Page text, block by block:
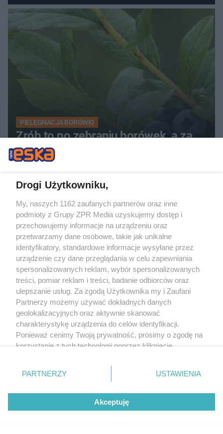
PIELĘGNACJA BORÓWKI
Zrób to po zebraniu borówek, a za
rok zbiory będą obfite
ZAKUPY
Jesień w Pepco! Stylowe kubki i
dodatki w świetnych cenach
Drogi Użytkowniku,
My, naszych 1162 zaufanych partnerów oraz inne
podmioty z Grupy ZPR Media uzyskujemy dostęp i
przechowujemy informacje na urządzeniu oraz
przetwarzamy dane osobowe, takie jak unikalne
identyfikatory, standardowe informacje wysyłane przez
urządzenie czy dane przeglądania w celu zapewniania
spersonalizowanych reklam, wybór spersonalizowanych
treści, pomiar reklam i treści, badanie odbiorców oraz
ulepszanie usług. Za zgodą Użytkownika my i Zaufani
Partnerzy możemy używać dokładnych danych
geolokalizacyjnych oraz aktywnie skanować
charakterystykę urządzenia do celów identyfikacji.
Ponieważ cenimy Twoją prywatność, prosimy o zgodę na
korzystanie z tych technologii poprzez kliknięcie
zmienić/wycofać klikając przycisk ustawień prywatności
znajdujący się w lewym dolnym rogu strony
rodzaje przetwarzania danych nie wymagają zgody
użytkownika, ale masz prawo sprzeciwić się takiemu
przetwarzaniu. Preferencje będą miały zastosowanie tylko
PARTNERZY USTAWIENIA
Akceptuję